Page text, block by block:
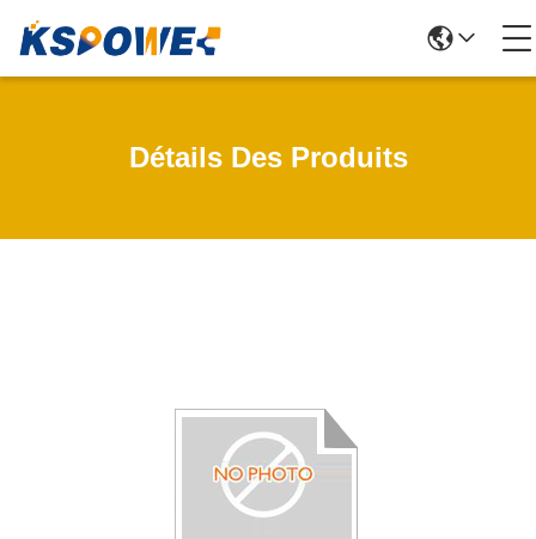
Détails Des Produits